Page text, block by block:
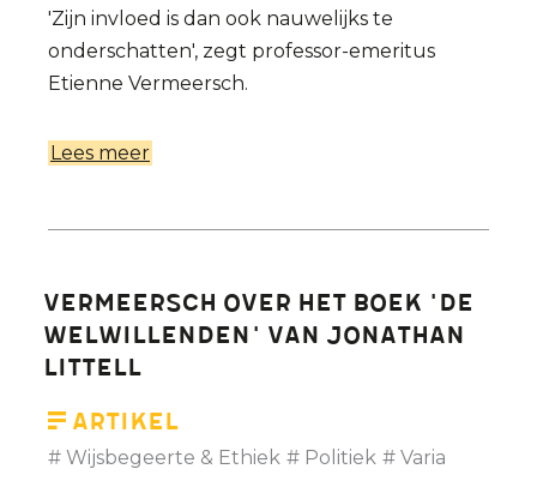
'Zijn invloed is dan ook nauwelijks te
onderschatten', zegt professor-emeritus
Etienne Vermeersch.
Lees meer
Jaap
Kruithof
van
Vermeersch over het boek 'De
welwillenden' van Jonathan
Littell
Artikel
Wijsbegeerte & Ethiek Politiek Varia